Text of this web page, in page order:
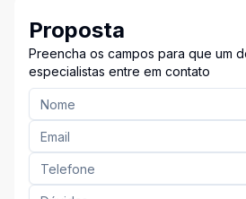
Proposta
Preencha os campos para que um
especialistas entre em contato